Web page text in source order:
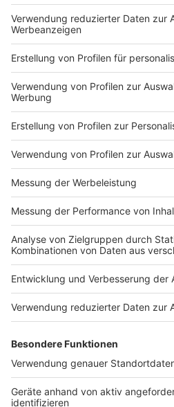
serviert. Guten Appetit.
Anzeige
Das ist der Kitchen Club
Anzeige
Bei euch läuft das Radio in der
Küche im Radio. Starkoch
exklusiv in seinen Kitchen Club
er uns täglich mit raffinierten
Nachkochen oder Nachkochen
uns mit in seine Küche und
Geheimnisse eines bekannten
Gourmets und Gourmüsen. Für
wissen, dass Kardamom ein
Ersatzteil fürs Auto. Das ist
Extraklasse. Feinste Küche,
oder wie Nelson es sagt:
schmeckt!"